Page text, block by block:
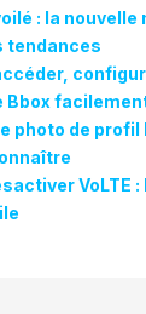
: la
tendances
Bbox
photo de
VoLTE